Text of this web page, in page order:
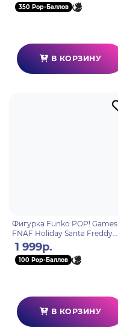
350 Pop-Баллов
В КОРЗИНУ
Фигурка Funko POP! Games
FNAF Holiday Santa Freddy
Fazbear (936) 72488
1 999р.
100 Pop-Баллов
В КОРЗИНУ